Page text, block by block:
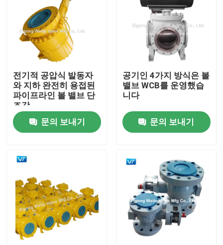
접촉
제품 소개
파이프라인 볼 밸브
천연가스 배관 밸브
기어 조종된 볼 밸브
탄소강 플랜지된 볼 밸브
스테인레스 강 플랜지된 볼 밸브
전기적 공압식 발동자
와 지하 완전히 용접된
파이프라인 볼 밸브 단
조강
문의 보내기
공기인 4가지 방식은 볼
밸브 WCB를 운영했습
니다
문의 보내기